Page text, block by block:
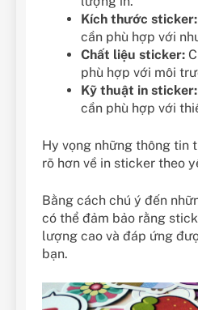
Kích thước sticker:
cần phù hợp với
Chất liệu sticker:
phù hợp với môi
Kỹ thuật in sticker:
cần phù hợp với
Hy vọng những thông tin
rõ hơn về in sticker theo
Bằng cách chú ý đến
có thể đảm bảo rằng
lượng cao và đáp ứng
bạn.